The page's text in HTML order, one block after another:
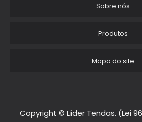
PRECO ALUGUEL TENDA 10X10
Sobre nós
Produtos
Mapa do site
Copyright © Líder Tendas. (Lei